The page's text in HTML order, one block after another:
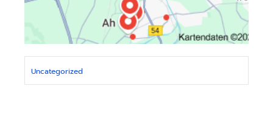
Uncategorized